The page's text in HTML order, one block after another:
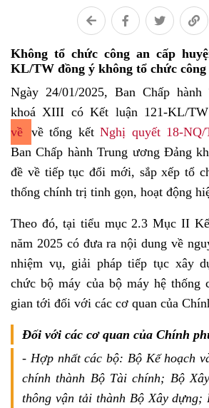
Không tổ chức công an cấp
KL/TW đồng ý không tổ chức công
Ngày 24/01/2025, Ban Chấp
khoá XIII có Kết luận 121-KL/
về về tổng kếtNghị quyết 18-
Ban Chấp hành Trung ương Đảng
đề về tiếp tục đổi mới, sắp xếp tổ
thống chính trị tinh gọn, hoạt động
Theo đó, tại tiểu mục 2.3 Mục II
năm 2025 có đưa ra nội dung về
nhiệm vụ, giải pháp tiếp tục xây
chức bộ máy của bộ máy hệ
gian tới đối với các cơ quan của
Đối với các cơ quan của Chính
- Hợp nhất các bộ: Bộ Kế hoạch
chính thành Bộ Tài chính; Bộ
thông vận tải thành Bộ Xây dựng;